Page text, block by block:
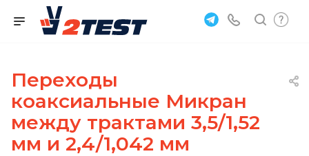
Переходы
коаксиальные Микран
между трактами 3,5/1,52
мм и 2,4/1,042 мм